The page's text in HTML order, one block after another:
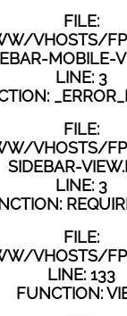
FILE:
VHOSTS/
MOBILE-
LINE: 3
FILE:
VHOSTS/
SIDEBAR-
LINE: 3
FILE:
VHOSTS/
LINE: 133
FUNCTION: